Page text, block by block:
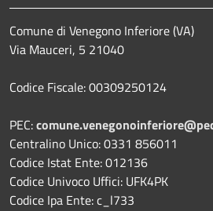
Comune di Venegono Inferiore (VA)
Via Mauceri, 5 21040
Codice Fiscale: 00309250124
PEC:
Centralino Unico: 0331 856011
Codice Istat Ente: 012136
Codice Univoco Uffici: UFK4PK
Codice Ipa Ente: c_l733